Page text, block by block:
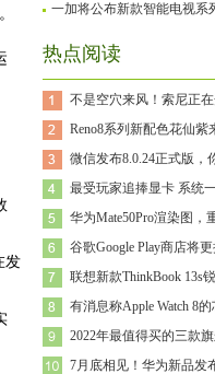
发
一加将公布新款智能电视系
热点阅读
不是空穴来风！索尼正
Reno8系列新配色花仙
微信发布8.0.24正式版，
最受玩家追捧显卡 系统
华为Mate50Pro渲染图，
谷歌Google Play商店将
联想新款ThinkBook 13s
有消息称Apple Watch 8
2022年最值得买的三款
7月底相见！华为新品发